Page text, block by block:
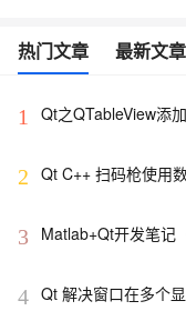
热门文章 最新文章
1
Qt之QTableView添
2 Qt C++ 扫码枪使用
3
Matlab+Qt开发笔记
4 Qt 解决窗口在多个